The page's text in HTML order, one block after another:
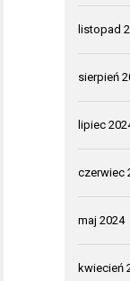
listopad
sierpień
lipiec
czerwiec
maj 2024
kwiecień